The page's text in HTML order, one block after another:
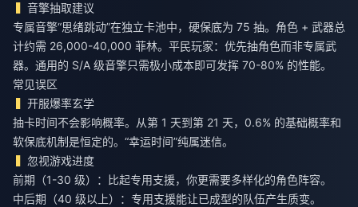
音擎抽取建议
专属音擎“思绪跳动”在独立卡池中，硬保底为 75 抽。角色 + 武器总
计约需 26,000-40,000 菲林。平民玩家：优先抽角色而非专属武
器。通用的 S/A 级音擎只需极小成本即可发挥 70-80% 的性能。
常见误区
开服爆率玄学
抽卡时间不会影响概率。从第 1 天到第 21 天，0.6% 的基础概率和
软保底机制是恒定的。“幸运时间”纯属迷信。
忽视游戏进度
前期（1-30 级）：比起专用支援，你更需要多样化的角色阵容。
中后期（40 级以上）：专用支援能让已成型的队伍产生质变。